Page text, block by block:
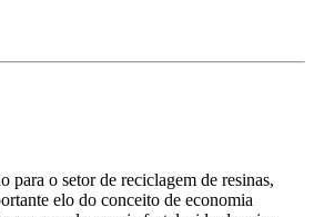
para o setor de reciclagem de resinas,
elo do conceito de economia